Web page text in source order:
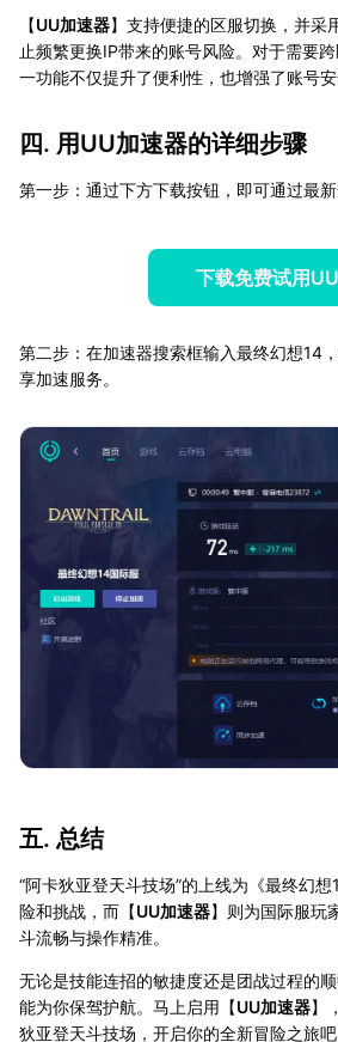
【UU加速器】支持便捷的区服切换，并采
止频繁更换IP带来的账号风险。对于需要
一功能不仅提升了便利性，也增强了账号安
四. 用UU加速器的详细步骤
第一步：通过下方下载按钮，即可通过最新
下载免费试用UU
第二步：在加速器搜索框输入最终幻想14
享加速服务。
五. 总结
“阿卡狄亚登天斗技场”的上线为《最终幻
险和挑战，而【UU加速器】则为国际服玩
斗流畅与操作精准。
无论是技能连招的敏捷度还是团战过程的
能为你保驾护航。马上启用【UU加速器】
狄亚登天斗技场，开启你的全新冒险之旅吧